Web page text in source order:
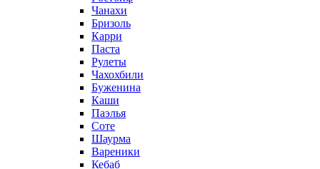
Чанахи
Бризоль
Карри
Паста
Рулеты
Чахохбили
Буженина
Каши
Паэлья
Соте
Шаурма
Вареники
Кебаб